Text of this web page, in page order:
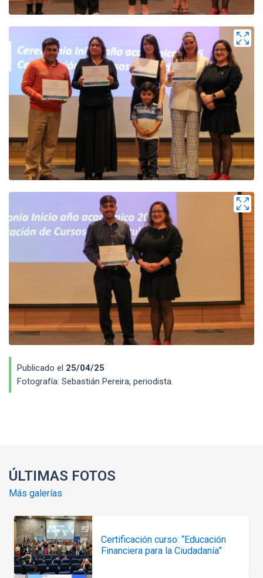
Publicado el 25/04/25
Fotografía: Sebastián Pereira, periodista.
ÚLTIMAS FOTOS
Más galerías
Certificación curso: “Educación
Financiera para la Ciudadanía”